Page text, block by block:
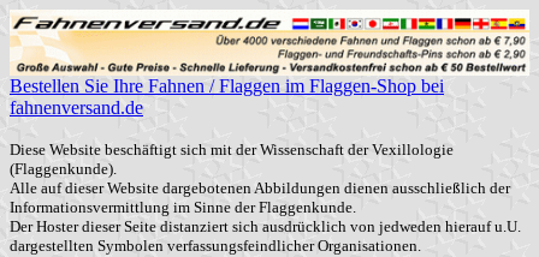
Bestellen Sie Ihre Fahnen / Flaggen im Flaggen-Shop bei
fahnenversand.de
Diese Website beschäftigt sich mit der Wissenschaft der Vexillologie
(Flaggenkunde).
Alle auf dieser Website dargebotenen Abbildungen dienen ausschließlich der
Informationsvermittlung im Sinne der Flaggenkunde.
Der Hoster dieser Seite distanziert sich ausdrücklich von jedweden hierauf u.U.
dargestellten Symbolen verfassungsfeindlicher Organisationen.